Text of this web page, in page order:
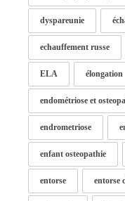
dyspareunie
echauffement russe
ELA élongation
endométriose et
endrometriose
enfant osteopathie
entorse entorse